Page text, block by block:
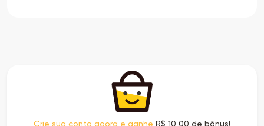
Crie sua conta agora e ganhe R$ 10,00 de bônus!